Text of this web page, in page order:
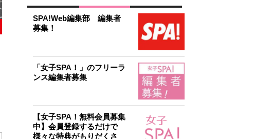
SPA!Web編集部 編集者
募集！
「女子SPA！」のフリーラ
ンス編集者募集
【女子SPA！無料会員募集
中】会員登録するだけで
様々な特典がもりだくさ